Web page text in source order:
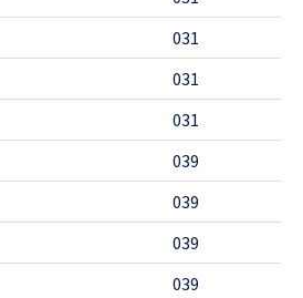
031
031
031
039
039
039
039